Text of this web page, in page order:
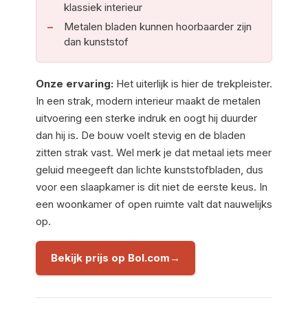
klassiek interieur
Metalen bladen kunnen hoorbaarder zijn
dan kunststof
Onze ervaring: Het uiterlijk is hier de trekpleister.
In een strak, modern interieur maakt de metalen
uitvoering een sterke indruk en oogt hij duurder
dan hij is. De bouw voelt stevig en de bladen
zitten strak vast. Wel merk je dat metaal iets meer
geluid meegeeft dan lichte kunststofbladen, dus
voor een slaapkamer is dit niet de eerste keus. In
een woonkamer of open ruimte valt dat nauwelijks
op.
Bekijk prijs op Bol.com